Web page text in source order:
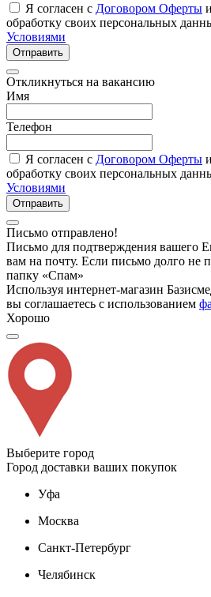
Я согласен с Договором Оферты
обработку своих персональных
Условиями
Отправить
Откликнуться на вакансию
Имя
Телефон
Я согласен с Договором Оферты
обработку своих персональных
Условиями
Отправить
Письмо отправлено!
Письмо для подтверждения вашего
вам на почту. Если письмо долго не
папку «Спам»
Используя интернет-магазин
вы соглашаетесь с использованием
Хорошо
Выберите город
Город доставки ваших покупок
Уфа
Москва
Санкт-Петербург
Челябинск